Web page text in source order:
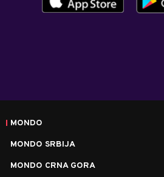
MONDO
MONDO SRBIJA
MONDO CRNA GORA